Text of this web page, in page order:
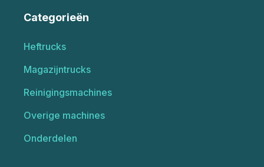
Categorieën
Heftrucks
Magazijntrucks
Reinigingsmachines
Overige machines
Onderdelen